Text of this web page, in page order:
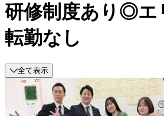
研修制度あり◎エ
転勤なし
全て表示